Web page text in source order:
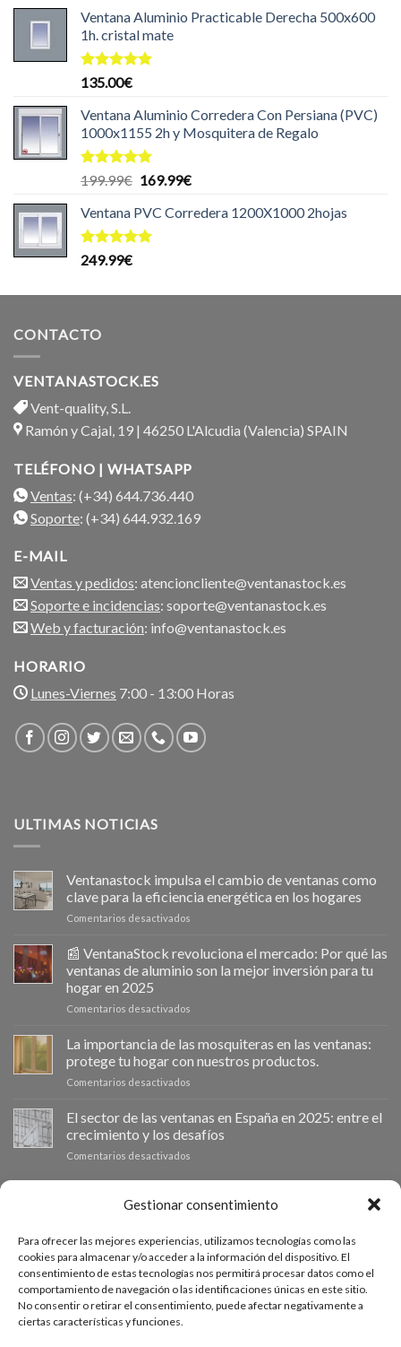
Gestionar consentimiento
Para ofrecer las mejores experiencias, utilizamos tecnologías como las
cookies para almacenar y/o acceder a la información del dispositivo. El
consentimiento de estas tecnologías nos permitirá procesar datos como el
comportamiento de navegación o las identificaciones únicas en este sitio.
No consentir o retirar el consentimiento, puede afectar negativamente a
ciertas características y funciones.
de 5
Ventana Aluminio Practicable Derecha 500x600
1h. cristal mate
Valorado
de 5
135.00€
Ventana Aluminio Corredera Con Persiana (PVC)
1000x1155 2h y Mosquitera de Regalo
Valorado
de 5
199.99€ El
original
era:
169.99€El
actual
Ventana PVC Corredera 1200X1000 2hojas
Valorado
249.99€
CONTACTO
VENTANASTOCK.ES
Vent-quality, S.L.
Ramón y Cajal, 19 | 46250 L'Alcudia (Valencia) SPAIN
TELÉFONO | WHATSAPP
Ventas: (+34) 644.736.440
Soporte: (+34) 644.932.169
E-MAIL
Ventas y pedidos: atencioncliente@ventanastock.es
Soporte e incidencias: soporte@ventanastock.es
Web y facturación: info@ventanastock.es
HORARIO
Lunes-Viernes 7:00 - 13:00 Horas
ULTIMAS NOTICIAS
Ventanastock impulsa el cambio de ventanas como
clave para la eficiencia energética en los hogares
Comentarios desactivados
impulsa
el
cambio
la
en
los
📰 VentanaStock revoluciona el mercado: Por qué las
ventanas de aluminio son la mejor inversión para tu
hogar en 2025
Comentarios desactivados
VentanaStock
revoluciona
el
qué
las
la
inversión
para
hogar
en
2025
La importancia de las mosquiteras en las ventanas:
protege tu hogar con nuestros productos.
Comentarios desactivados
importancia
de
las
ventanas:
hogar
con
nuestros
productos.
El sector de las ventanas en España en 2025: entre el
crecimiento y los desafíos
Comentarios desactivados
de
en
España
en
2025:
entre
PRESUPUESTO A MEDIDA
Si necesitas ventanas de otras medidas puedes solicitar un
presupuesto a medida desde nuestro formulario de solicitud
de presupuesto.